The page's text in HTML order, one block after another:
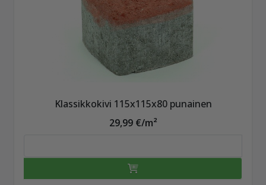
Klassikkokivi 115x115x80 punainen
29,99 €/m²